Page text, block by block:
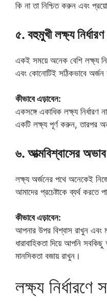
কি না তা নিশ্চিত করুন এবং
৫. বহুমুখী লক্ষ্য
একই সময়ে অনেক বেশি লক্ষ্য
এবং কোনোটিই সঠিকভাবে অর্জন
কীভাবে এড়াবেন:
একসঙ্গে একাধিক লক্ষ্য
একটি লক্ষ্য পূর্ণ করুন, তারপর
৬. আত্মবিশ্বাসের অভাব
লক্ষ্য অর্জনের পথে অনেকেই
আমাদের প্রচেষ্টাকে ব্যর্থ করতে
কীভাবে এড়াবেন:
আপনার উপর বিশ্বাস রাখুন এবং
ধারাবাহিকতা দিয়ে আপনি
মানসিকতা বজায় রাখুন।
লক্ষ্য